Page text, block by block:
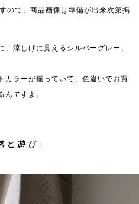
ので、商品画像は準備が出来次第掲
涼しげに見えるシルバーグレー、
カラーが揃っていて、色違いでお買
んですよ。
と遊び」